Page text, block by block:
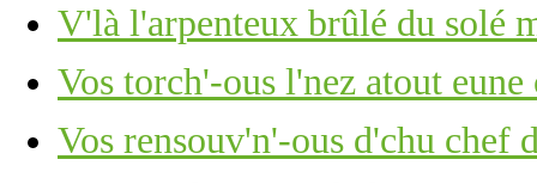
V'là l'arpenteux brûlé du solé
Vos torch'-ous l'nez atout eune
Vos rensouv'n'-ous d'chu chef